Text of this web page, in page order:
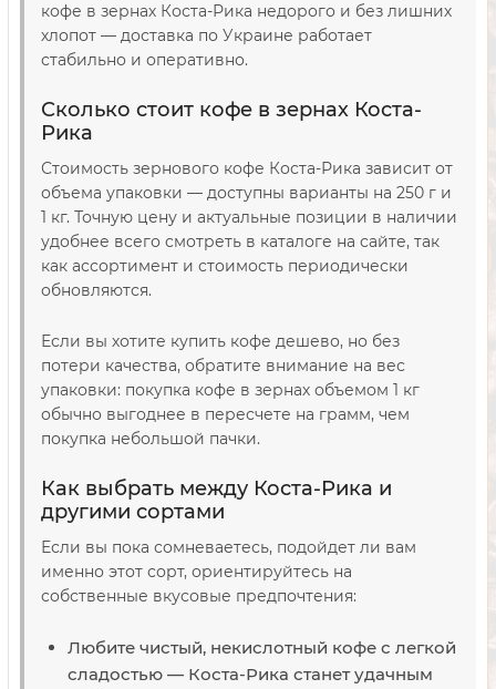
кофе в зернах Коста-Рика недорого и без лишних
хлопот — доставка по Украине работает
стабильно и оперативно.
Сколько стоит кофе в зернах Коста-
Рика
Стоимость зернового кофе Коста-Рика зависит от
объема упаковки — доступны варианты на 250 г и
1 кг. Точную цену и актуальные позиции в наличии
удобнее всего смотреть в каталоге на сайте, так
как ассортимент и стоимость периодически
обновляются.
Если вы хотите купить кофе дешево, но без
потери качества, обратите внимание на вес
упаковки: покупка кофе в зернах объемом 1 кг
обычно выгоднее в пересчете на грамм, чем
покупка небольшой пачки.
Как выбрать между Коста-Рика и
другими сортами
Если вы пока сомневаетесь, подойдет ли вам
именно этот сорт, ориентируйтесь на
собственные вкусовые предпочтения:
Любите чистый, некислотный кофе с легкой
сладостью — Коста-Рика станет удачным